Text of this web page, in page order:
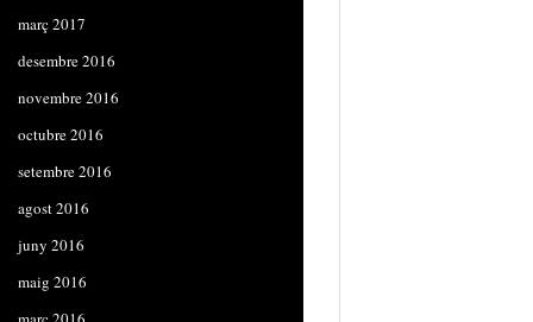
març 2017
desembre 2016
novembre 2016
octubre 2016
setembre 2016
agost 2016
juny 2016
maig 2016